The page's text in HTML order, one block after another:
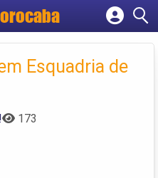
empresa
contaEsquadria de
173